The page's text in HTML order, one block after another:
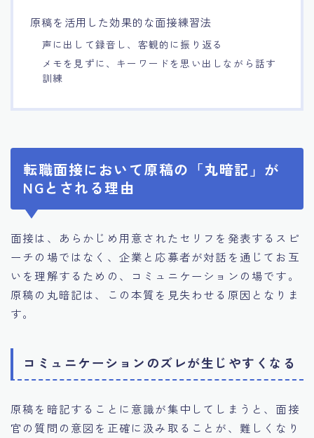
原稿を活用した効果的な面接練習法
声に出して録音し、客観的に振り返る
メモを見ずに、キーワードを思い出しながら話す
訓練
転職面接において原稿の「丸暗記」が
NGとされる理由
面接は、あらかじめ用意されたセリフを発表するスピ
ーチの場ではなく、企業と応募者が対話を通じてお互
いを理解するための、コミュニケーションの場です。
原稿の丸暗記は、この本質を見失わせる原因となりま
す。
コミュニケーションのズレが生じやすくなる
原稿を暗記することに意識が集中してしまうと、面接
官の質問の意図を正確に汲み取ることが、難しくなり